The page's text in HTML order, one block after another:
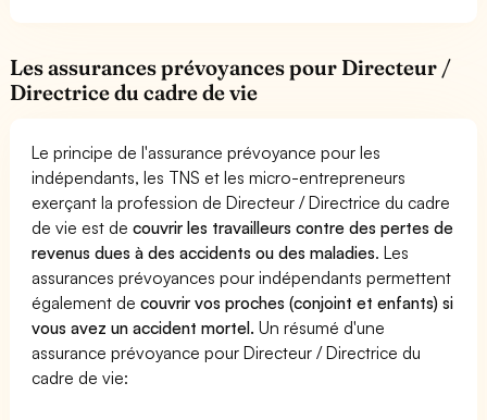
Les assurances prévoyances pour Directeur /
Directrice du cadre de vie
Le principe de l'assurance prévoyance pour les
indépendants, les TNS et les micro-entrepreneurs
exerçant la profession de Directeur / Directrice du cadre
de vie est decouvrir les travailleurs contre des pertes de
revenus dues à des accidents ou des maladies. Les
assurances prévoyances pour indépendants permettent
également decouvrir vos proches (conjoint et enfants) si
vous avez un accident mortel. Un résumé d'une
assurance prévoyance pour Directeur / Directrice du
cadre de vie: